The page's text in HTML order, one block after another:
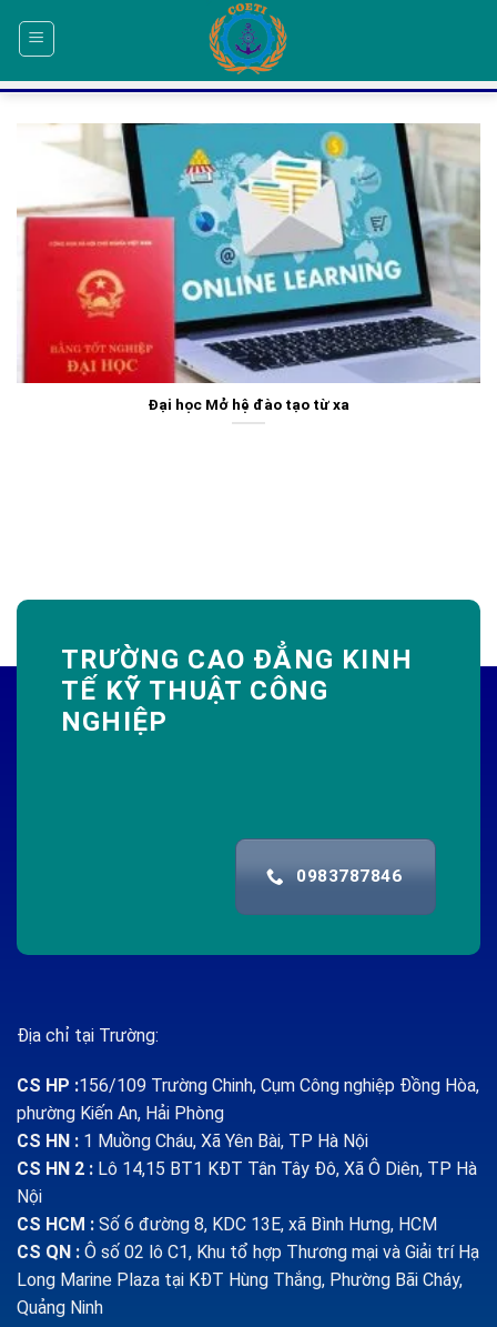
Đại học Mở hệ đào tạo từ xa
TRƯỜNG CAO ĐẲNG KINH
TẾ KỸ THUẬT CÔNG
NGHIỆP
0983787846
Địa chỉ tại Trường:
CS HP :156/109 Trường Chinh, Cụm Công nghiệp Đồng Hòa,
phường Kiến An, Hải Phòng
CS HN : 1 Muồng Cháu, Xã Yên Bài, TP Hà Nội
CS HN 2 : Lô 14,15 BT1 KĐT Tân Tây Đô, Xã Ô Diên, TP Hà
Nội
CS HCM : Số 6 đường 8, KDC 13E, xã Bình Hưng, HCM
CS QN : Ô số 02 lô C1, Khu tổ hợp Thương mại và Giải trí Hạ
Long Marine Plaza tại KĐT Hùng Thắng, Phường Bãi Cháy,
Quảng Ninh